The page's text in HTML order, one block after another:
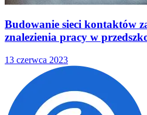
Budowanie sieci kontaktów
znalezienia pracy w
13 czerwca 2023